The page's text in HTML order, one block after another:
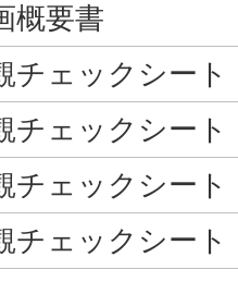
概要書
チェックシート
チェックシート
チェックシート
チェックシート